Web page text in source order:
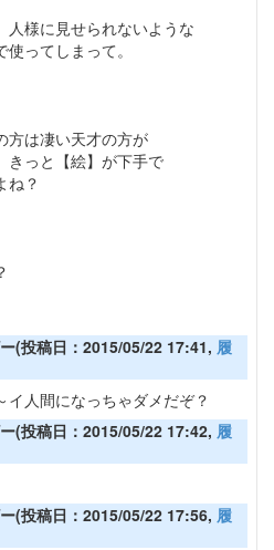
人様に見せられないような
ってしまって。
方は凄い天才の方が
きっと【絵】が下手で
ね？
(投稿日：2015/05/22 17:41, 履
イ人間になっちゃダメだぞ？
(投稿日：2015/05/22 17:42, 履
(投稿日：2015/05/22 17:56, 履